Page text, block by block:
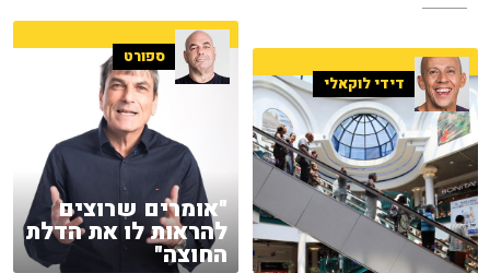
ספורט
"אומרים שרוצים
להראות לו את הדלת
החוצה"
דידי לוקאלי